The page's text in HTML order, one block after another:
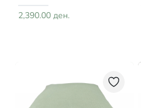
2,390.00 ден.